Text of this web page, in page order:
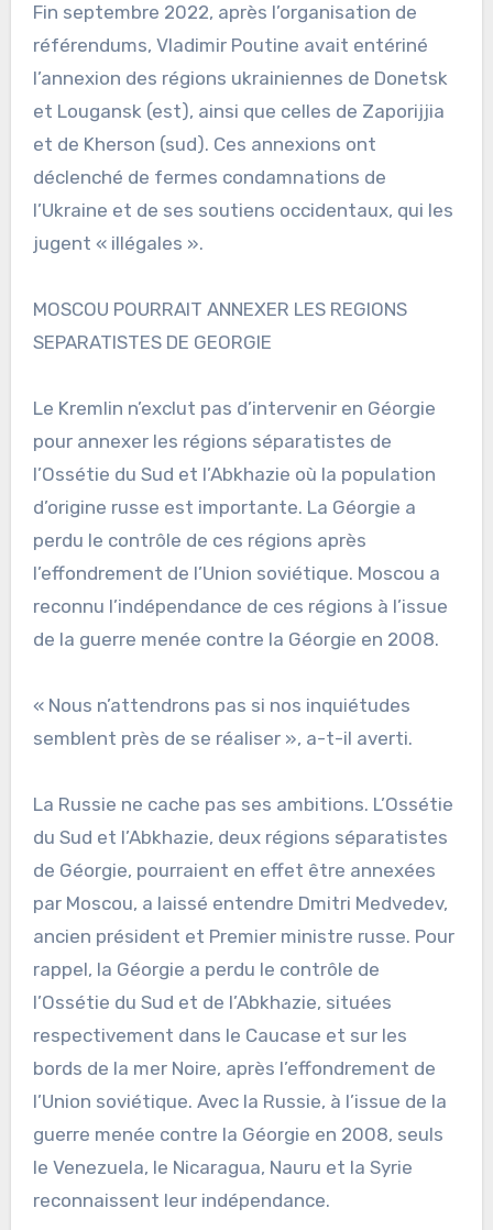
Fin septembre 2022, après l’organisation de
référendums, Vladimir Poutine avait entériné
l’annexion des régions ukrainiennes de Donetsk
et Lougansk (est), ainsi que celles de Zaporijjia
et de Kherson (sud). Ces annexions ont
déclenché de fermes condamnations de
l’Ukraine et de ses soutiens occidentaux, qui les
jugent « illégales ».
MOSCOU POURRAIT ANNEXER LES REGIONS
SEPARATISTES DE GEORGIE
Le Kremlin n’exclut pas d’intervenir en Géorgie
pour annexer les régions séparatistes de
l’Ossétie du Sud et l’Abkhazie où la population
d’origine russe est importante. La Géorgie a
perdu le contrôle de ces régions après
l’effondrement de l’Union soviétique. Moscou a
reconnu l’indépendance de ces régions à l’issue
de la guerre menée contre la Géorgie en 2008.
« Nous n’attendrons pas si nos inquiétudes
semblent près de se réaliser », a-t-il averti.
La Russie ne cache pas ses ambitions. L’Ossétie
du Sud et l’Abkhazie, deux régions séparatistes
de Géorgie, pourraient en effet être annexées
par Moscou, a laissé entendre Dmitri Medvedev,
ancien président et Premier ministre russe. Pour
rappel, la Géorgie a perdu le contrôle de
l’Ossétie du Sud et de l’Abkhazie, situées
respectivement dans le Caucase et sur les
bords de la mer Noire, après l’effondrement de
l’Union soviétique. Avec la Russie, à l’issue de la
guerre menée contre la Géorgie en 2008, seuls
le Venezuela, le Nicaragua, Nauru et la Syrie
reconnaissent leur indépendance.